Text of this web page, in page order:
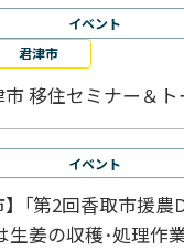
イベント
君津市
移住セミナー＆ト
イベント
】｢第2回香取市援農
生姜の収穫･処理作